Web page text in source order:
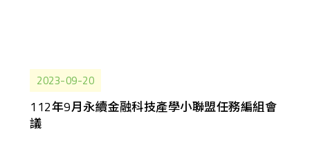
2023-09-20
112年9月永續金融科技產學小聯盟任務編組會
議